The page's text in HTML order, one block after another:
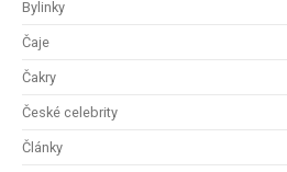
Bylinky
Čaje
Čakry
České celebrity
Články